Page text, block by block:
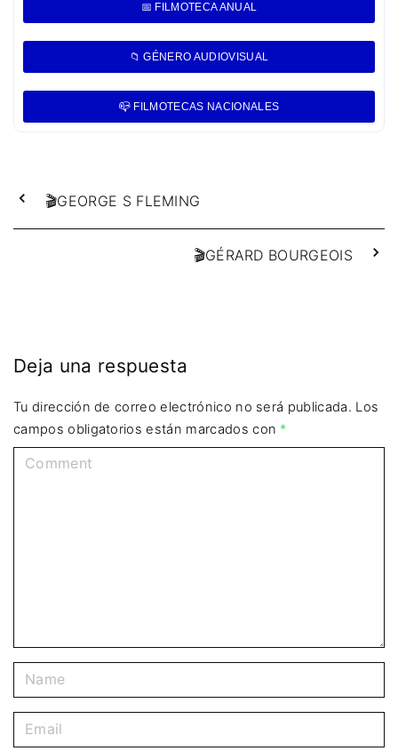
📅 FILMOTECA ANUAL
📁 GÉNERO AUDIOVISUAL
📪 FILMOTECAS NACIONALES
🎬GEORGE S FLEMING
🎬GÉRARD BOURGEOIS
Deja una respuesta
Tu dirección de correo electrónico no será publicada. Los
campos obligatorios están marcados con *